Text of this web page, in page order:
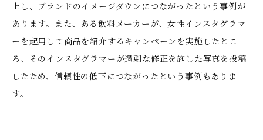
上し、ブランドのイメージダウンにつながったという事例が
あります。また、ある飲料メーカーが、女性インスタグラマ
ーを起用して商品を紹介するキャンペーンを実施したとこ
ろ、そのインスタグラマーが過剰な修正を施した写真を投稿
したため、信頼性の低下につながったという事例もありま
す。